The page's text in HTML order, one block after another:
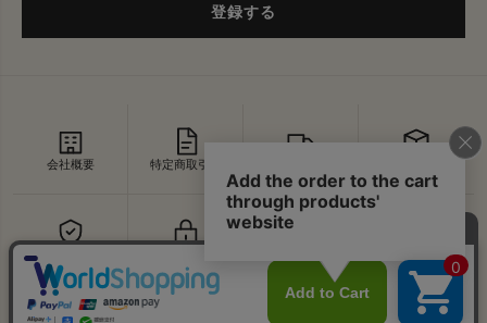
登録する
会社概要 特定商取引法
セキュリティ お問い合わせ